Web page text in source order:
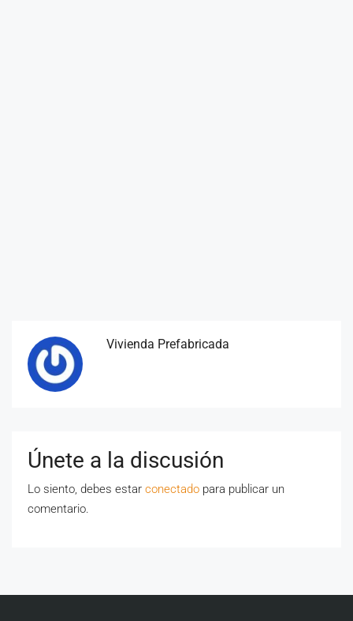
Vivienda Prefabricada
Únete a la discusión
Lo siento, debes estar conectado para publicar un
comentario.